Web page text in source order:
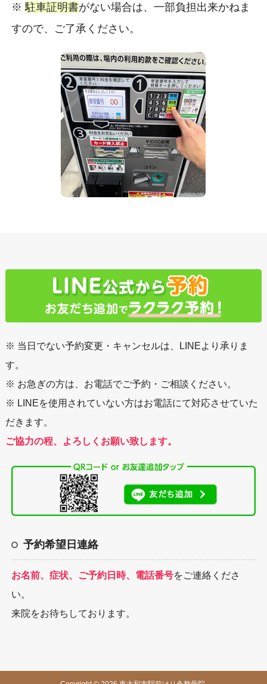
※ 駐車証明書がない場合は、一部負担出来かねま
すので、ご了承ください。
※ 当日でない予約変更・キャンセルは、LINEより承りま
す。
※ お急ぎの方は、お電話でご予約・ご相談ください。
※ LINEを使用されていない方はお電話にて対応させていた
だきます。
ご協力の程、よろしくお願い致します。
予約希望日連絡
お名前、症状、ご予約日時、電話番号をご連絡くださ
い。
来院をお待ちしております。